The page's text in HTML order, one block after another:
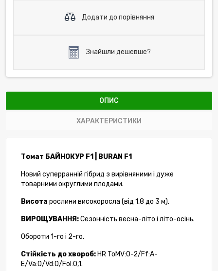
Додати до порівняння
Знайшли дешевше?
ОПИС
ХАРАКТЕРИСТИКИ
Томат БАЙНОКУР F1 | BURAN F1
Новий суперранній гібрид з вирівняними і дуже
товарними округлими плодами.
Висота рослини високоросла (від 1,8 до 3 м).
ВИРОЩУВАННЯ:Сезонність весна-літо і літо-осінь.
Обороти 1-го і 2-го.
Стійкість до хвороб: HR ToMV:0-2/Ff:A-
E/Va:0/Vd:0/Fol:0,1.